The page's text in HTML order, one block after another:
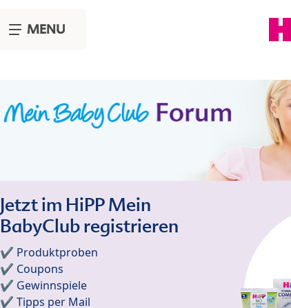
MENU
Jetzt im HiPP Mein
BabyClub registrieren
✔️ Produktproben
✔️ Coupons
✔️ Gewinnspiele
✔️ Tipps per Mail